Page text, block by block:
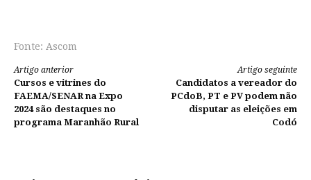
Fonte: Ascom
Continue
lendo
Artigo anterior
Cursos e vitrines do
FAEMA/SENAR na Expo
2024 são destaques no
programa Maranhão Rural
Artigo seguinte
Candidatos a vereador do
PCdoB, PT e PV podem não
disputar as eleições em
Codó